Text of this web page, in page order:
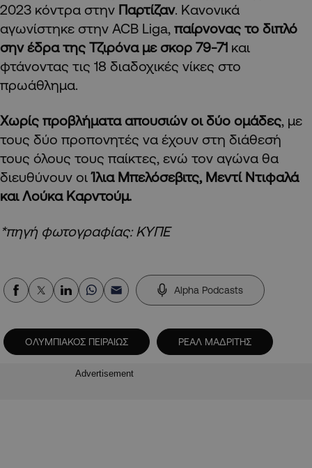
2023 κόντρα στην Παρτίζαν. Κανονικά
αγωνίστηκε στην ACB Liga, παίρνονας το διπλό
σην έδρα της Τζιρόνα με σκορ 79-71 και
φτάνοντας τις 18 διαδοχικές νίκες στο
πρωάθλημα.
Χωρίς προβλήματα απουσιών οι δύο ομάδες, με
τους δύο προπονητές να έχουν στη διάθεσή
τους όλους τους παίκτες, ενώ τον αγώνα θα
διευθύνουν οιΊλια Μπελόσεβιτς, Μεντί Ντιφαλά
και Λούκα Καρντούμ.
*πηγή φωτογραφίας: ΚΥΠΕ
Alpha Podcasts
ΟΛΥΜΠΙΑΚΟΣ ΠΕΙΡΑΙΩΣ ΡΕΑΛ ΜΑΔΡΙΤΗΣ
Advertisement